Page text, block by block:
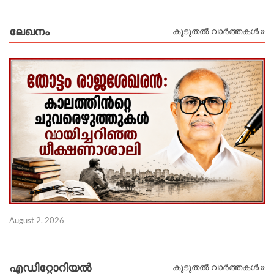
ലേഖനം കൂടുതൽ വാർത്തകൾ »
August 2, 2026
എഡിറ്റോറിയല്‍ കൂടുതൽ വാർത്തകൾ »